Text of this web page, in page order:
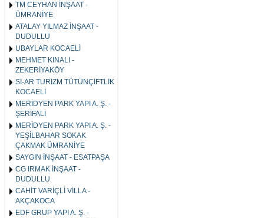
TM CEYHAN İNŞAAT -
ÜMRANİYE
ATALAY YILMAZ İNŞAAT -
DUDULLU
UBAYLAR KOCAELİ
MEHMET KINALI -
ZEKERİYAKÖY
Sİ-AR TURİZM TÜTÜNÇİFTLİK
KOCAELİ
MERİDYEN PARK YAPI A. Ş. -
ŞERİFALİ
MERİDYEN PARK YAPI A. Ş. -
YEŞİLBAHAR SOKAK
ÇAKMAK ÜMRANİYE
SAYGIN İNŞAAT - ESATPAŞA
CG IRMAK İNŞAAT -
DUDULLU
CAHİT VARİÇLİ VİLLA -
AKÇAKOCA
EDF GRUP YAPI A. Ş. -